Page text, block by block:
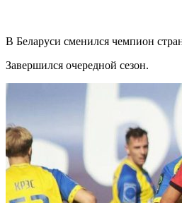
В Беларуси сменился чемпион
Завершился очередной сезон.